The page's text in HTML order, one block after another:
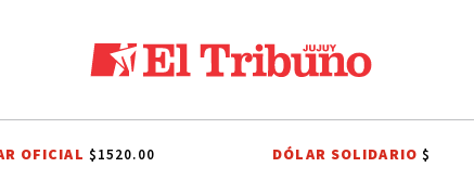
ONDA ESTUDIANTIL 2026 ÁLVARO MAXIMILIANO SAIQUITA
OFICIAL $1520.00 DÓLAR SOLIDARIO$